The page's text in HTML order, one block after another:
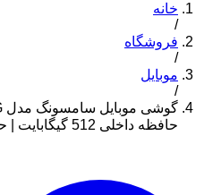
خانه
/
فروشگاه
/
موبایل
/
حافظه داخلی 512 گیگابایت | حافظه رم 12 گیگابایت